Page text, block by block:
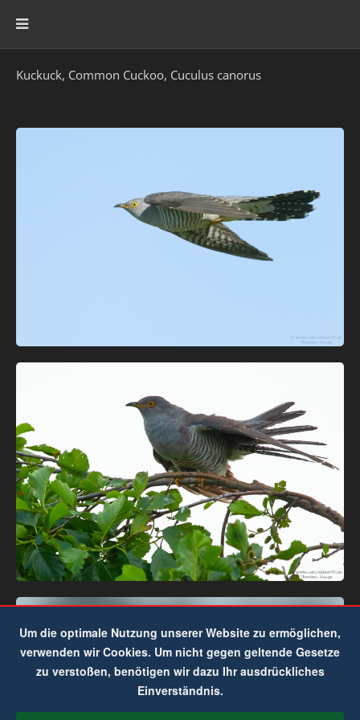
Kuckuck, Common Cuckoo, Cuculus canorus
Um die optimale Nutzung unserer Website zu ermöglichen,
verwenden wir Cookies. Um nicht gegen geltende Gesetze
zu verstoßen, benötigen wir dazu Ihr ausdrückliches
Einverständnis.